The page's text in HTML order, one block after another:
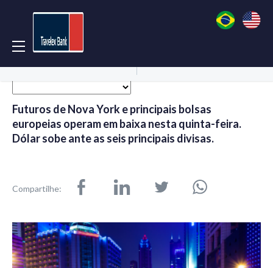
Futuros de Nova York e principais bolsas
europeias operam em baixa nesta quinta-feira.
Dólar sobe ante as seis principais divisas.
Compartilhe: